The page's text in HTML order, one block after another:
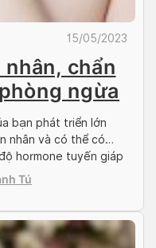
15/05/2023
chẩn
ngừa
bạn phát triển lớn
nhân và có thể có
hormone tuyến giáp
nhân gây bệnh
bạn đọc […]
Tú